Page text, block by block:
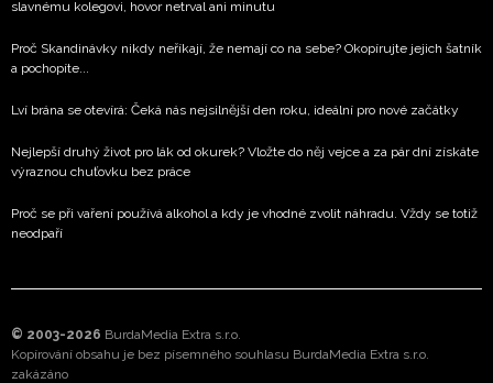
slavnému kolegovi, hovor netrval ani minutu
Proč Skandinávky nikdy neříkají, že nemají co na sebe? Okopírujte jejich šatník
a pochopíte...
Lví brána se otevírá: Čeká nás nejsilnější den roku, ideální pro nové začátky
Nejlepší druhý život pro lák od okurek? Vložte do něj vejce a za pár dní získáte
výraznou chuťovku bez práce
Proč se při vaření používá alkohol a kdy je vhodné zvolit náhradu. Vždy se totiž
neodpaří
© 2003-2026 BurdaMedia Extra s.r.o.
Kopírování obsahu je bez písemného souhlasu BurdaMedia Extra s.r.o.
zakázáno